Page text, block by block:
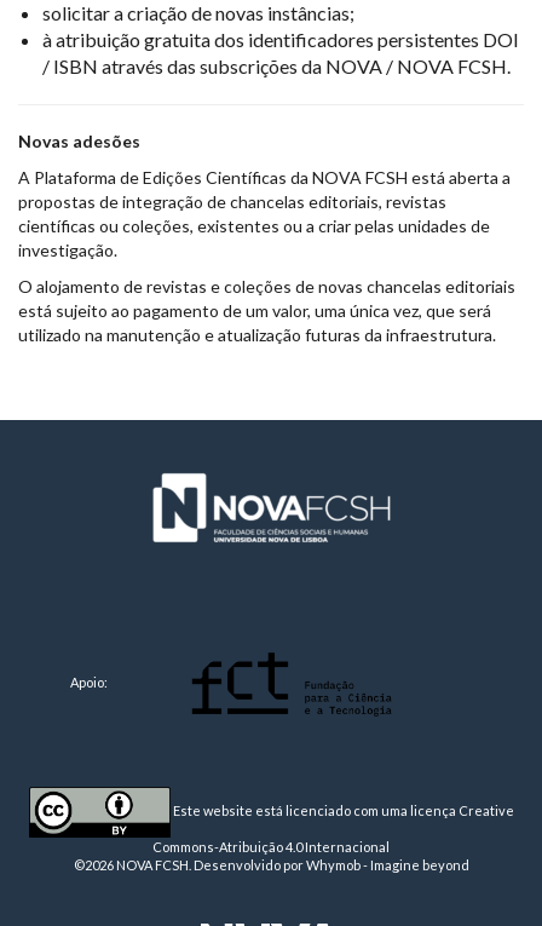
solicitar a criação de novas instâncias;
à atribuição gratuita dos identificadores persistentes DOI
/ ISBN através das subscrições da NOVA / NOVA FCSH.
Novas adesões
A Plataforma de Edições Científicas da NOVA FCSH está aberta a
propostas de integração de chancelas editoriais, revistas
científicas ou coleções, existentes ou a criar pelas unidades de
investigação.
O alojamento de revistas e coleções de novas chancelas editoriais
está sujeito ao pagamento de um valor, uma única vez, que será
utilizado na manutenção e atualização futuras da infraestrutura.
Apoio:
Este website está licenciado com uma licença Creative
Commons-Atribuição 4.0 Internacional
©2026 NOVA FCSH. Desenvolvido porWhymob - Imagine beyond